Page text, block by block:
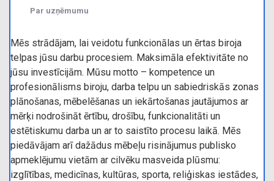
Par uzņēmumu
Mēs strādājam, lai veidotu funkcionālas un ērtas biroja
telpas jūsu darbu procesiem. Maksimāla efektivitāte no
jūsu investīcijām. Mūsu motto – kompetence un
profesionālisms biroju, darba telpu un sabiedriskās zonas
plānošanas, mēbelēšanas un iekārtošanas jautājumos ar
mērķi nodrošināt ērtību, drošību, funkcionalitāti un
estētiskumu darba un ar to saistīto procesu laikā. Mēs
piedāvājam arī dažādus mēbeļu risinājumus publisko
apmeklējumu vietām ar cilvēku masveida plūsmu:
izglītības, medicīnas, kultūras, sporta, reliģiskas iestādes,